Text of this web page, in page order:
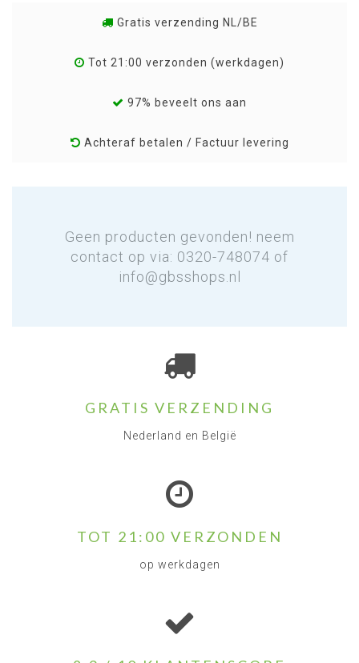
Gratis verzending NL/BE
Tot 21:00 verzonden (werkdagen)
97% beveelt ons aan
Achteraf betalen / Factuur levering
Geen producten gevonden! neem
contact op via: 0320-748074 of
info@gbsshops.nl
GRATIS VERZENDING
Nederland en België
TOT 21:00 VERZONDEN
op werkdagen